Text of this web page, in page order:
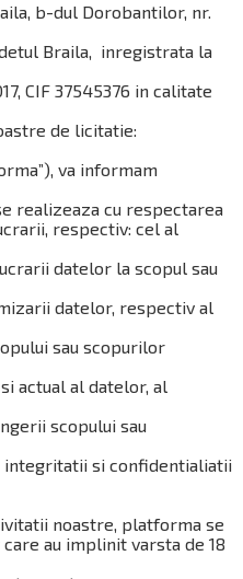
b-dul Dorobantilor, nr.
Braila, inregistrata la
CIF 37545376 in calitate
de licitatie:
va informam
realizeaza cu respectarea
respectiv: cel al
datelor la scopul sau
datelor, respectiv al
sau scopurilor
actual al datelor, al
scopului sau
integritatii si confidentialiatii
noastre, platforma se
au implinit varsta de 18